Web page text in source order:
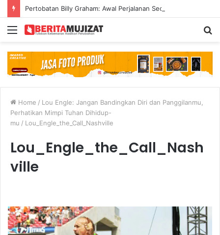
Menu
Home / Lou Engle: Jangan Bandingkan Diri dan Panggilanmu,
Perhatikan Mimpi Tuhan Dihidup-
mu / Lou_Engle_the_Call_Nashville
Lou_Engle_the_Call_Nash
ville